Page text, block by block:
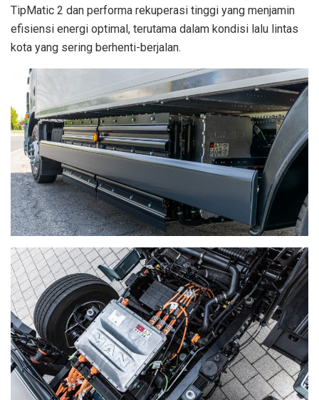
TipMatic 2 dan performa rekuperasi tinggi yang menjamin
efisiensi energi optimal, terutama dalam kondisi lalu lintas
kota yang sering berhenti-berjalan.